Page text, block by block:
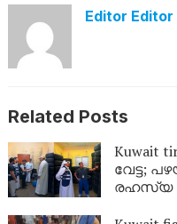
Editor Editor
Related Posts
Kuwait
വേട്ട;
രഹസ്യ